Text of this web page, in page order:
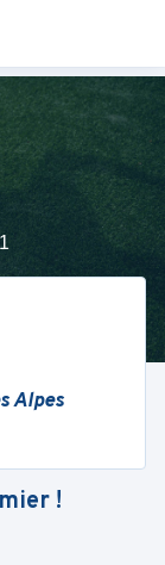
Alpes
!